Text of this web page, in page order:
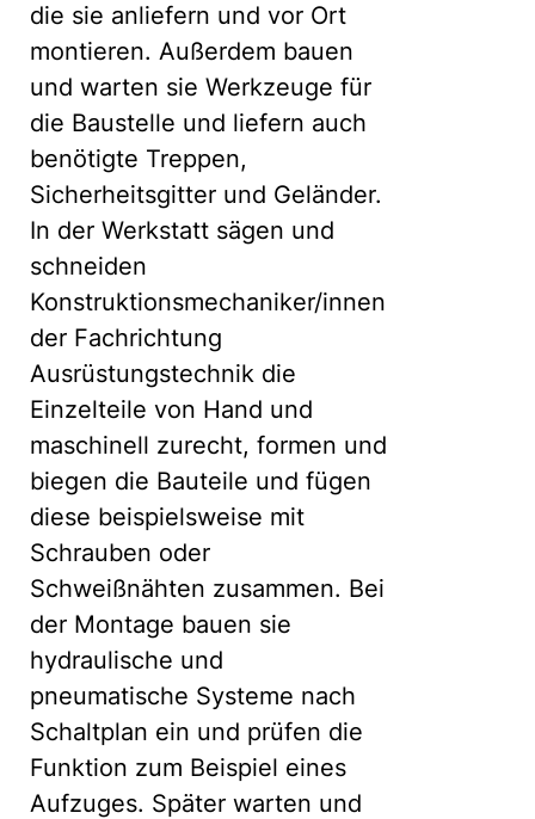
die sie anliefern und vor Ort
montieren. Außerdem bauen
und warten sie Werkzeuge für
die Baustelle und liefern auch
benötigte Treppen,
Sicherheitsgitter und Geländer.
In der Werkstatt sägen und
schneiden
Konstruktionsmechaniker/innen
der Fachrichtung
Ausrüstungstechnik die
Einzelteile von Hand und
maschinell zurecht, formen und
biegen die Bauteile und fügen
diese beispielsweise mit
Schrauben oder
Schweißnähten zusammen. Bei
der Montage bauen sie
hydraulische und
pneumatische Systeme nach
Schaltplan ein und prüfen die
Funktion zum Beispiel eines
Aufzuges. Später warten und